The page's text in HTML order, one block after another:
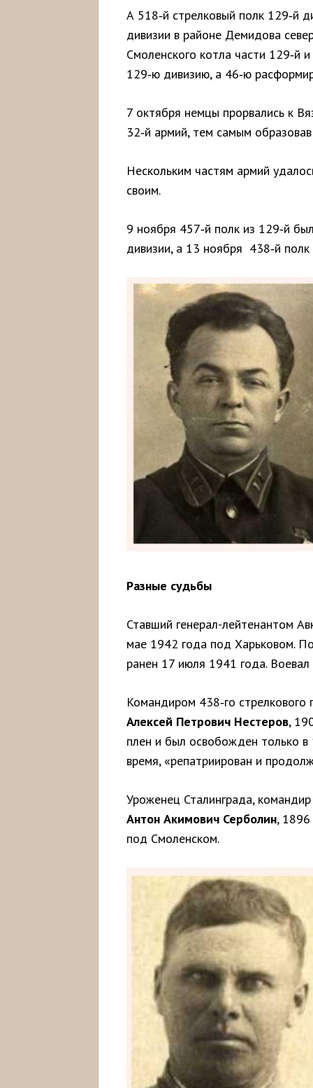
А 518‑й стрелковый полк 129‑й
дивизии в районе Демидова
Смоленского котла части 129‑й
129‑ю дивизию, а 46‑ю
7 октября немцы прорвались к
32‑й армий, тем самым
Нескольким частям армий
своим.
9 ноября 457‑й полк из 129‑й
дивизии, а 13 ноября 438‑й
Разные судьбы
Ставший генерал-лейтенантом
мае 1942 года под Харьковом.
ранен 17 июля 1941 года.
Командиром 438‑го
Алексей Петрович Нестеров,
плен и был освобожден только в
время, «репатриирован и
Уроженец Сталинграда,
Антон Акимович Серболин,
под Смоленском.